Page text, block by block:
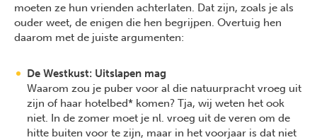
moeten ze hun vrienden achterlaten. Dat zijn, zoals je als
ouder weet, de enigen die hen begrijpen. Overtuig hen
daarom met de juiste argumenten:
De Westkust: Uitslapen mag
Waarom zou je puber voor al die natuurpracht vroeg uit
zijn of haar hotelbed* komen? Tja, wij weten het ook
niet. In de zomer moet je nl. vroeg uit de veren om de
hitte buiten voor te zijn, maar in het voorjaar is dat niet